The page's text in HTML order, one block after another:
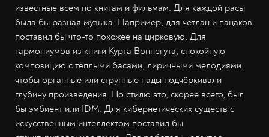
известные всем по книгам и фильмам. Для каждой расы
была бы разная музыка. Например, для четлан и пацаков
поставил бы что-то похожее на цирковую. Для
гармониумов из книги Курта Воннегута, спокойную
композицию с тёплыми басами, лиричными мелодиями,
чтобы органные или струнные пады подчёркивали
глубину произведения. По стилю это, скорее всего, был
бы эмбиент или IDM. Для кибернетических существ с
искусственным интеллектом поставил бы